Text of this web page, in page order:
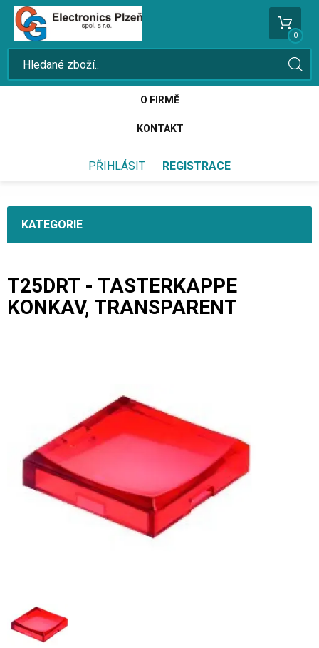
0
O FIRMĚ
KONTAKT
PŘIHLÁSIT REGISTRACE
KATEGORIE
T25DRT - TASTERKAPPE
KONKAV, TRANSPARENT